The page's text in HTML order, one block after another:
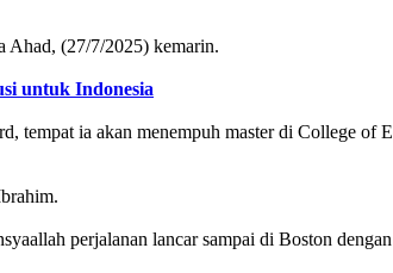
Ahad, (27/7/2025) kemarin.
untuk Indonesia
ia akan menempuh master di College of
perjalanan lancar sampai di Boston